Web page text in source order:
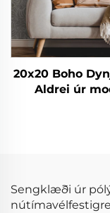
20x20 Boho
Aldrei úr
Sengklæði úr